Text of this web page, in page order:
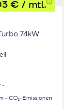
€ / mtl.
74kW
CO₂-Emissionen